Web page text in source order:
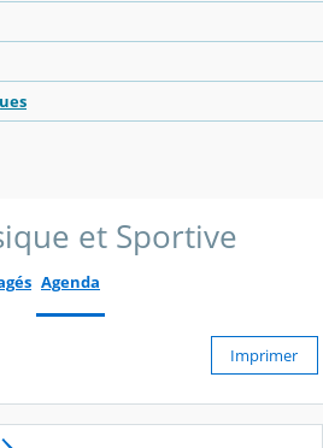
et Sportive
Agenda
Imprimer